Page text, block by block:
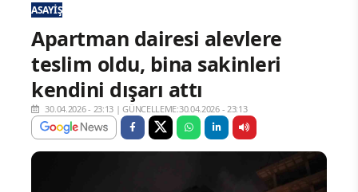
ASAYIŞ
Apartman dairesi alevlere
teslim oldu, bina sakinleri
kendini dışarı attı
30.04.2026 - 23:13 |GÜNCELLEME:30.04.2026 - 23:13